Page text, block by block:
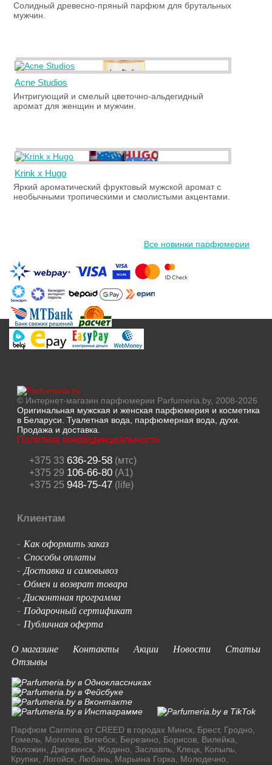
Солидный древесно-пряный парфюм для брутальных
мужчин.
Acne Studios
Интригующий и смелый цветочно-альдегидный
аромат для женщин и мужчин.
Krink x Hugo
Яркий ароматический фруктовый мужской аромат с
необычными тропическими и смолистыми акцентами.
Все новинки парфюмерии
© Интернет-магазин парфюмерии Parfumeria.by, 2008-2026
Оригинальная мужская и женская парфюмерия и косметика
в Беларуси. Туалетная вода, парфюмерная вода, духи.
Продажа и доставка.
Политика конфиденциальности
+375 33 636-29-58(мтс)
+375 29 106-66-80(A1)
+375 25 948-75-47(life)
Клиентам
- Как оформить заказ
- Способы оплаты
-Доставка и самовывоз
- Обмен и возврат товара
-Дисконтная программа
- Подарочный сертификат
- Публичная оферта
О магазине
Контакты Акции Новости
Статьи
Отзывы
Парфюм Carmina от CREED в городах Минск, Брест, Гродно,
Гомель, Могилев, Витебск, Березино, Борисов, Вилейка,
Воложин, Дзержинск, Жодино, Заславль, Клецк, Копыль,
Крупки, Логойск, Любань, Марьина Горка, Молодечно,